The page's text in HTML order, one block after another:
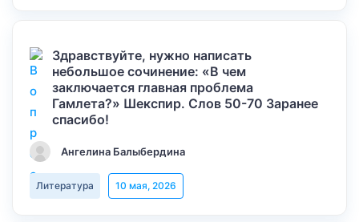
Здравствуйте, нужно написать
небольшое сочинение: «В чем
заключается главная проблема
Гамлета?» Шекспир. Слов 50-70 Заранее
спасибо!
Ангелина Балыбердина
Литература 10 мая, 2026